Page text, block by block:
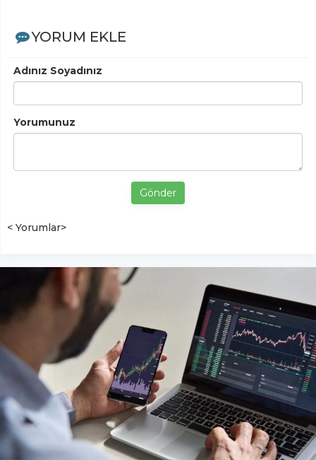
YORUM EKLE
Adınız Soyadınız
Yorumunuz
Gönder
< Yorumlar>